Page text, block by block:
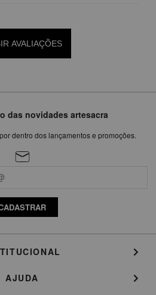
AVALIAÇÕES
das novidades artesacra
dentro dos lançamentos e promoções.
AJUDA